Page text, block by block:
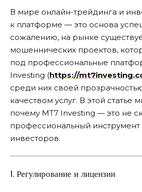
В мире онлайн-трейдинга и
к платформе — это основа
сожалению, на рынке
мошеннических проектов,
под профессиональные
Investing (https://
среди них своей
качеством услуг. В этой статье
почему MT7 Investing — это не
профессиональный
инвесторов.
1. Регулирование и лицензии